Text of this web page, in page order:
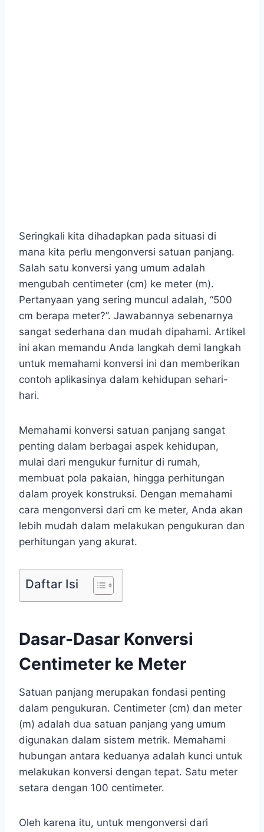
Seringkali kita dihadapkan pada situasi di
mana kita perlu mengonversi satuan panjang.
Salah satu konversi yang umum adalah
mengubah centimeter (cm) ke meter (m).
Pertanyaan yang sering muncul adalah, “500
cm berapa meter?”. Jawabannya sebenarnya
sangat sederhana dan mudah dipahami. Artikel
ini akan memandu Anda langkah demi langkah
untuk memahami konversi ini dan memberikan
contoh aplikasinya dalam kehidupan sehari-
hari.
Memahami konversi satuan panjang sangat
penting dalam berbagai aspek kehidupan,
mulai dari mengukur furnitur di rumah,
membuat pola pakaian, hingga perhitungan
dalam proyek konstruksi. Dengan memahami
cara mengonversi dari cm ke meter, Anda akan
lebih mudah dalam melakukan pengukuran dan
perhitungan yang akurat.
Daftar Isi
Dasar-Dasar Konversi
Centimeter ke Meter
Satuan panjang merupakan fondasi penting
dalam pengukuran. Centimeter (cm) dan meter
(m) adalah dua satuan panjang yang umum
digunakan dalam sistem metrik. Memahami
hubungan antara keduanya adalah kunci untuk
melakukan konversi dengan tepat. Satu meter
setara dengan 100 centimeter.
Oleh karena itu, untuk mengonversi dari